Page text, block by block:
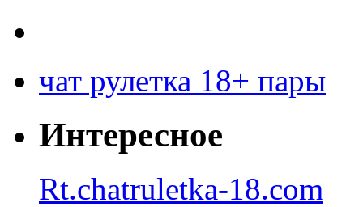
чат рулетка 18+ пары
Интересное
Rt.chatruletka-18.com